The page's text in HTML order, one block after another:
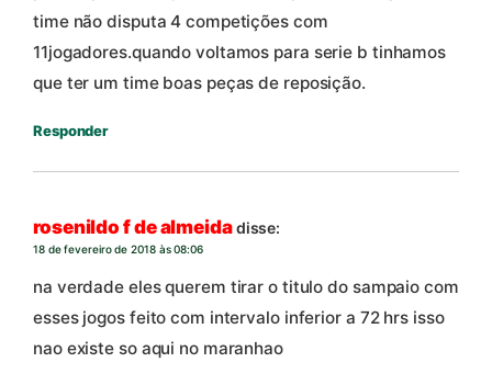
time não disputa 4 competições com
11jogadores.quando voltamos para serie b tinhamos
que ter um time boas peças de reposição.
Responder
rosenildo f de almeidadisse:
18 de fevereiro de 2018 às 08:06
na verdade eles querem tirar o titulo do sampaio com
esses jogos feito com intervalo inferior a 72 hrs isso
nao existe so aqui no maranhao